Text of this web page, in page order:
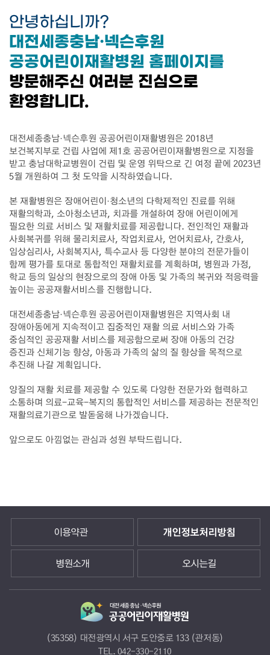
안녕하십니까?
대전세종충남·넥슨후원
공공어린이재활병원 홈페이지를
방문해주신 여러분 진심으로
환영합니다.
대전세종충남·넥슨후원 공공어린이재활병원은 2018년
보건복지부로 건립 사업에 제1호 공공어린이재활병원으로 지정을
받고 충남대학교병원이 건립 및 운영 위탁으로 긴 여정 끝에 2023년
5월 개원하여 그 첫 도약을 시작하였습니다.
본 재활병원은 장애어린이·청소년의 다학제적인 진료를 위해
재활의학과, 소아청소년과, 치과를 개설하여 장애 어린이에게
필요한 의료 서비스 및 재활치료를 제공합니다. 전인적인 재활과
사회복귀를 위해 물리치료사, 작업치료사, 언어치료사, 간호사,
임상심리사, 사회복지사, 특수교사 등 다양한 분야의 전문가들이
함께 평가를 토대로 통합적인 재활치료를 계획하며, 병원과 가정,
학교 등의 일상의 현장으로의 장애 아동 및 가족의 복귀와 적응력을
높이는 공공재활서비스를 진행합니다.
대전세종충남·넥슨후원 공공어린이재활병원은 지역사회 내
장애아동에게 지속적이고 집중적인 재활 의료 서비스와 가족
중심적인 공공재활 서비스를 제공함으로써 장애 아동의 건강
증진과 신체기능 향상, 아동과 가족의 삶의 질 향상을 목적으로
추진해 나갈 계획입니다.
양질의 재활 치료를 제공할 수 있도록 다양한 전문가와 협력하고
소통하며 의료-교육-복지의 통합적인 서비스를 제공하는 전문적인
재활의료기관으로 발돋움해 나가겠습니다.
앞으로도 아낌없는 관심과 성원 부탁드립니다.
이용약관 개인정보처리방침
병원소개 오시는길
(35358) 대전광역시 서구 도안중로 133 (관저동)
TEL. 042-330-2110